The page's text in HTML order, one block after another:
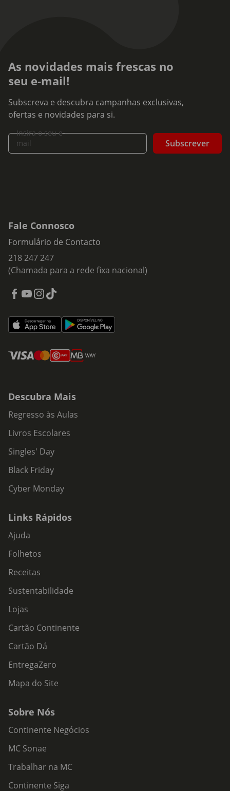
As novidades mais frescas no
seu e-mail!
Subscreva e descubra campanhas exclusivas,
ofertas e novidades para si.
Insira o seu e-
mail
Subscrever
Fale Connosco
Formulário de Contacto
218 247 247
(Chamada para a rede fixa nacional)
Descubra Mais
Regresso às Aulas
Livros Escolares
Singles' Day
Black Friday
Cyber Monday
Links Rápidos
Ajuda
Folhetos
Receitas
Sustentabilidade
Lojas
Cartão Continente
Cartão Dá
EntregaZero
Mapa do Site
Sobre Nós
Continente Negócios
MC Sonae
Trabalhar na MC
Continente Siga